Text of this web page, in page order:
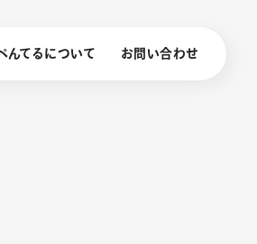
んてるについて お問い合わせ